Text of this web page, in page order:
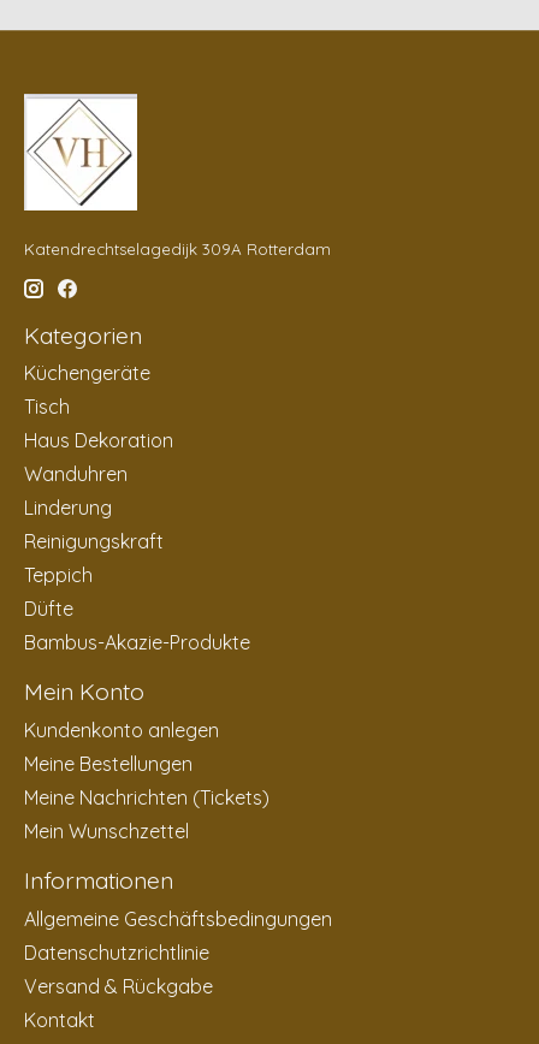
Katendrechtselagedijk 309A Rotterdam
Kategorien
Küchengeräte
Tisch
Haus Dekoration
Wanduhren
Linderung
Reinigungskraft
Teppich
Düfte
Bambus-Akazie-Produkte
Mein Konto
Kundenkonto anlegen
Meine Bestellungen
Meine Nachrichten (Tickets)
Mein Wunschzettel
Informationen
Allgemeine Geschäftsbedingungen
Datenschutzrichtlinie
Versand & Rückgabe
Kontakt